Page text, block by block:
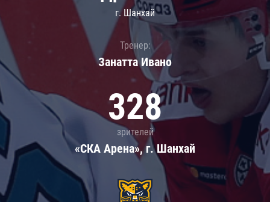
г. Шанхай
Тренер:
Занатта Иванo
328
зрителей
«СКА Арена», г. Шанхай